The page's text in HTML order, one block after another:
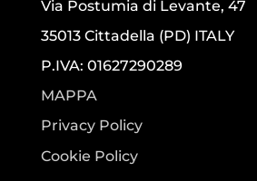
Via Postumia di Levante, 47
35013 Cittadella (PD) ITALY
P.IVA: 01627290289
MAPPA
Privacy Policy
Cookie Policy